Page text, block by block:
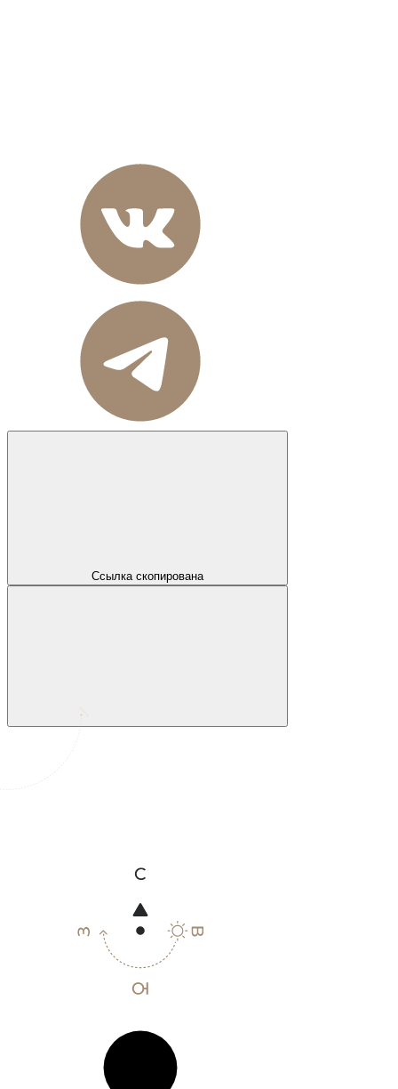
Ссылка скопирована